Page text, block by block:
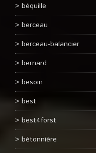
béquille
berceau
berceau-balancier
bernard
besoin
best
best4forst
bétonnière